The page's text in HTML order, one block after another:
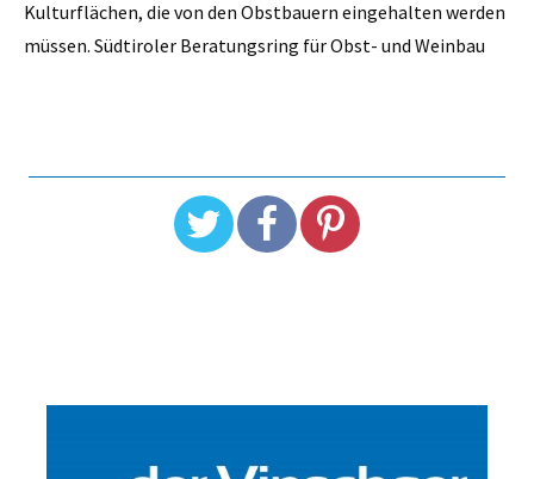
Kulturflächen, die von den Obstbauern eingehalten werden
müssen. Südtiroler Beratungsring für Obst- und Weinbau